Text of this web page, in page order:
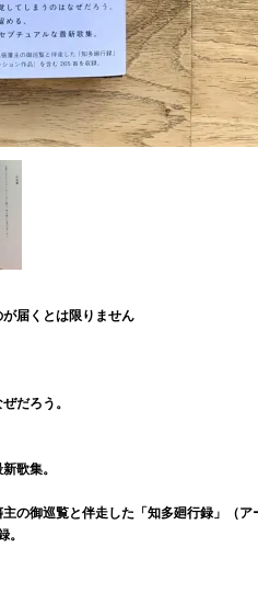
届くとは限りません
だろう。
歌集。
の御巡覧と伴走した「知多廻行録」（ア
。